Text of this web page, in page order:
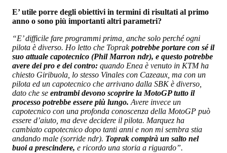
E’ utile porre degli obiettivi in termini di risultati al primo
anno o sono più importanti altri parametri?
“E’ difficile fare programmi prima, anche solo perché ogni
pilota è diverso. Ho letto che Toprakpotrebbe portare con sé il
suo attuale capotecnico (Phil Marron ndr), e questo potrebbe
avere dei pro e dei contro: quando Enea è venuto in KTM ha
chiesto Giribuola, lo stesso Vinales con Cazeaux, ma con un
pilota ed un capotecnico che arrivano dalla SBK è diverso,
dato che se entrambi devono scoprire la MotoGP tutto il
processo potrebbe essere più lungo.Avere invece un
capotecnico con una profonda conoscenza della MotoGP può
essere d’aiuto, ma deve decidere il pilota. Marquez ha
cambiato capotecnico dopo tanti anni e non mi sembra stia
andando male (sorride ndr). Toprak compirà un salto nel
buoi a prescindere, e ricordo una storia a riguardo”.